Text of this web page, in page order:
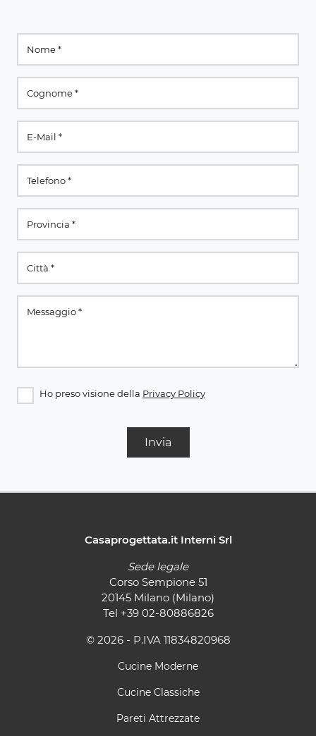
Ho preso visione della Privacy Policy
Invia
Casaprogettata.it Interni Srl
Sede legale
Corso Sempione 51
20145 Milano (Milano)
Tel +39 02-80886826
© 2026 - P.IVA 11834820968
Cucine Moderne
Cucine Classiche
Pareti Attrezzate